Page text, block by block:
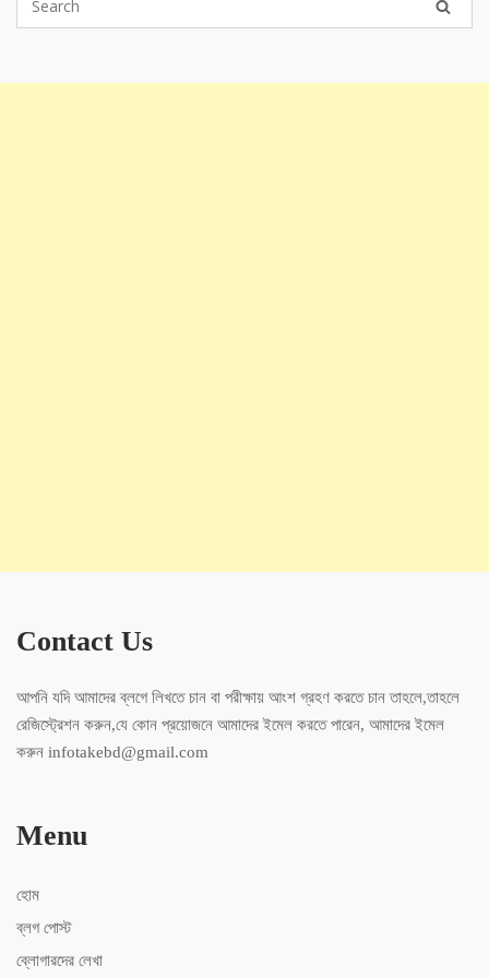
Contact Us
আপনি যদি আমাদের ব্লগে লিখতে চান বা পরীক্ষায় আংশ গ্রহণ করতে চান তাহলে,তাহলে
রেজিস্ট্রেশন করুন,যে কোন প্রয়োজনে আমাদের ইমেল করতে পারেন, আমাদের ইমেল
করুন infotakebd@gmail.com
Menu
হোম
ব্লগ পোস্ট
ব্লোগারদের লেখা